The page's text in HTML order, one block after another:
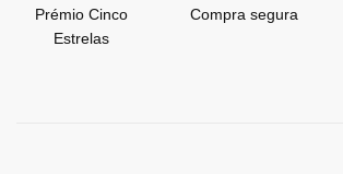
Prémio Cinco
Estrelas
Compra segura